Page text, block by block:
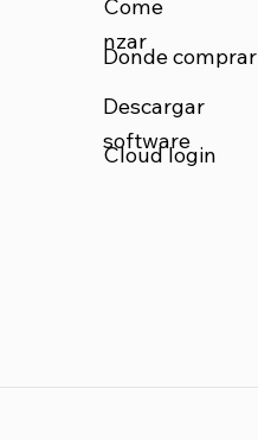
Come
nzar
Donde comprar
Descargar
software
Cloud login